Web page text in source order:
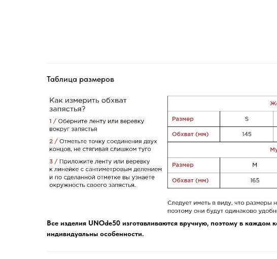
Таблица размеров
Все изделия UNOde50 изготавливаются вручную, поэтому в каждом
индивидуальны особенности.